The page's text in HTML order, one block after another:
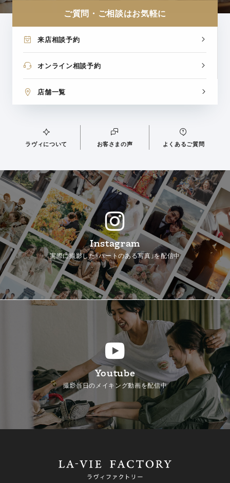
ご質問・ご相談はお気軽に
来店相談予約
オンライン相談予約
店舗一覧
ラヴィについて お客さまの声 よくあるご質問
Instagram
実際に撮影した「ハートのある写真」を配信中
Youtube
撮影当日のメイキング動画を配信中